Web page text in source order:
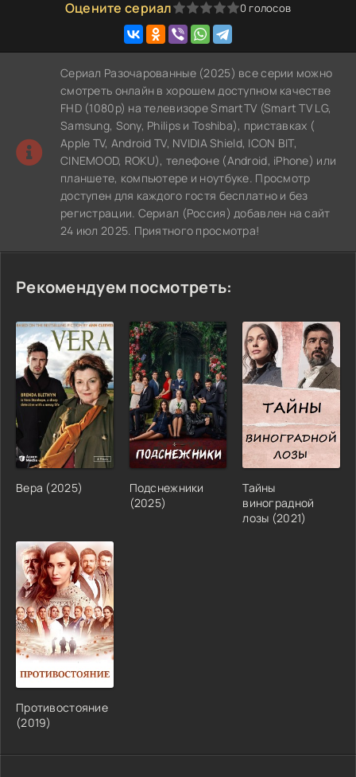
Оцените сериал
1 2 3 4 5 0 голосов
Сериал Разочарованные (2025) все серии можно
смотреть онлайн в хорошем доступном качестве
FHD (1080p) на телевизоре SmartTV (Smart TV LG,
Samsung, Sony, Philips и Toshiba), приставках (
Apple TV, Android TV, NVIDIA Shield, ICON BIT,
CINEMOOD, ROKU), телефоне (Android, iPhone) или
планшете, компьютере и ноутбуке. Просмотр
доступен для каждого гостя бесплатно и без
регистрации. Сериал (Россия) добавлен на сайт
24 июл 2025. Приятного просмотра!
Рекомендуем посмотреть:
Вера (2025)
Подснежники
(2025)
Тайны
виноградной
лозы (2021)
Противостояние
(2019)